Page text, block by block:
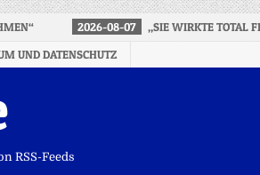
2026-08-07
„SIE WIRKTE TOTAL
UND DATENSCHUTZ
RSS-Feeds